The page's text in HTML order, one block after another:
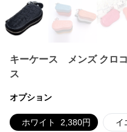
キーケース メンズ クロ
ス
オプション
ホワイト 2,380円 イ